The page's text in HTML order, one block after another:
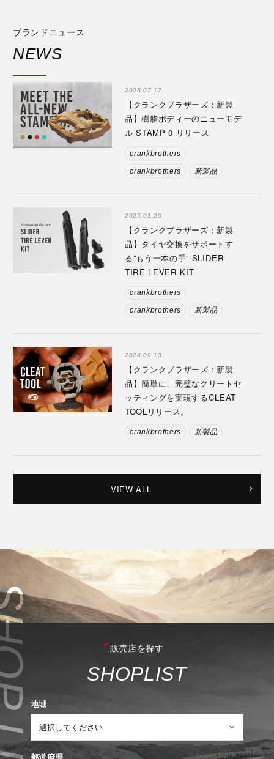
ブランドニュース
NEWS
2025.07.17
【クランクブラザーズ：新製
品】樹脂ボディーのニューモデ
ル STAMP 0 リリース
crankbrothers
crankbrothers 新製品
2025.01.20
【クランクブラザーズ：新製
品】タイヤ交換をサポートす
る”もう一本の手” SLIDER
TIRE LEVER KIT
crankbrothers
crankbrothers 新製品
2024.09.13
【クランクブラザーズ：新製
品】簡単に、完璧なクリートセ
ッティングを実現するCLEAT
TOOLリリース。
crankbrothers 新製品
VIEW ALL
販売店を探す
SHOPLIST
地域